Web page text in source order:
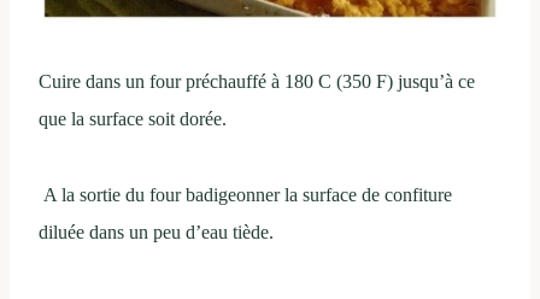
Cuire dans un four préchauffé à 180 C (350 F) jusqu’à ce
que la surface soit dorée.
A la sortie du four badigeonner la surface de confiture
diluée dans un peu d’eau tiède.